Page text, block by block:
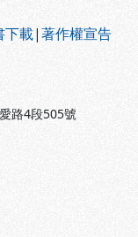
下載|著作權宣告
路4段505號